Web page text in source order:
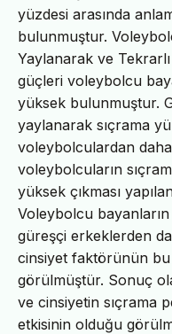
yüzdesi arasında
bulunmuştur.
Yaylanarak ve
güçleri voleybolcu
yüksek bulunmuştur.
yaylanarak sıçrama
voleybolculardan
voleybolcuların
yüksek çıkması
Voleybolcu bayanların
güreşçi erkeklerden
cinsiyet faktörünün
görülmüştür. Sonuç
ve cinsiyetin sıçrama
etkisinin olduğu